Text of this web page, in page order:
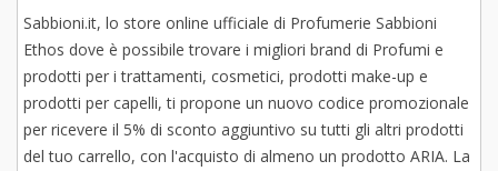
Sabbioni.it, lo store online ufficiale di Profumerie Sabbioni
Ethos dove è possibile trovare i migliori brand di Profumi e
prodotti per i trattamenti, cosmetici, prodotti make-up e
prodotti per capelli, ti propone un nuovo codice promozionale
per ricevere il 5% di sconto aggiuntivo su tutti gli altri prodotti
del tuo carrello, con l'acquisto di almeno un prodotto ARIA. La